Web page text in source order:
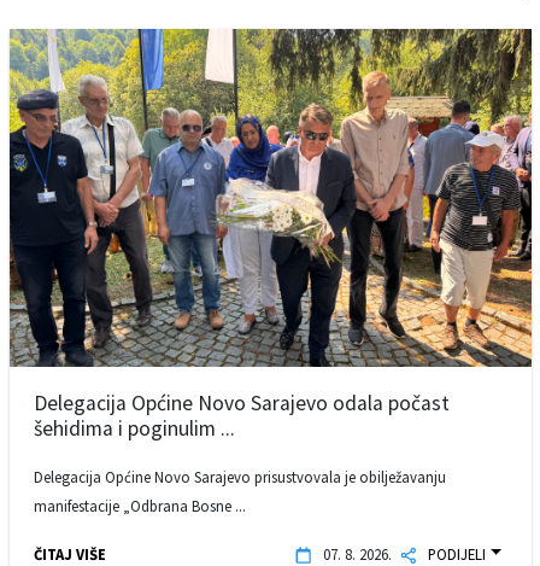
Delegacija Općine Novo Sarajevo odala počast
šehidima i poginulim ...
Delegacija Općine Novo Sarajevo prisustvovala je obilježavanju
manifestacije „Odbrana Bosne ...
ČITAJ VIŠE 07. 8. 2026. PODIJELI